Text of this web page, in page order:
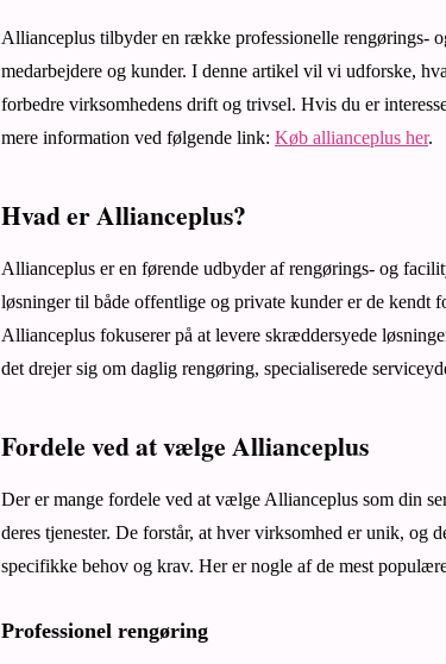
Allianceplus tilbyder en række professionelle rengørings-
medarbejdere og kunder. I denne artikel vil vi udforske,
forbedre virksomhedens drift og trivsel. Hvis du er
mere information ved følgende link: Køb allianceplus her.
Hvad er Allianceplus?
Allianceplus er en førende udbyder af rengørings- og
løsninger til både offentlige og private kunder er de kendt
Allianceplus fokuserer på at levere skræddersyede
det drejer sig om daglig rengøring, specialiserede
Fordele ved at vælge Allianceplus
Der er mange fordele ved at vælge Allianceplus som din
deres tjenester. De forstår, at hver virksomhed er unik, og
specifikke behov og krav. Her er nogle af de mest
Professionel rengøring